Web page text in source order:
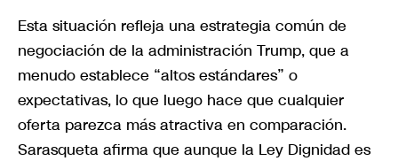
Esta situación refleja una estrategia común de
negociación de la administración Trump, que a
menudo establece “altos estándares” o
expectativas, lo que luego hace que cualquier
oferta parezca más atractiva en comparación.
Sarasqueta afirma que aunque la Ley Dignidad es